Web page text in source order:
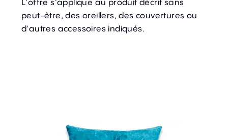
peut-être, des oreillers, des couvertures ou
d'autres accessoires indiqués.